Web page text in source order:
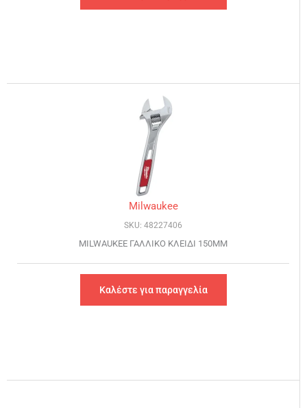
Milwaukee
SKU: 48227406
MILWAUKEE ΓΑΛΛΙΚΟ ΚΛΕΙΔΙ 150MM
Καλέστε για παραγγελία